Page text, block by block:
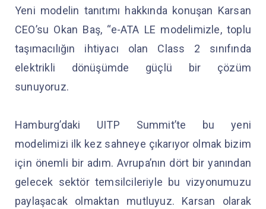
Yeni modelin tanıtımı hakkında konuşan Karsan
CEO’su Okan Baş, “e-ATA LE modelimizle, toplu
taşımacılığın ihtiyacı olan Class 2 sınıfında
elektrikli dönüşümde güçlü bir çözüm
sunuyoruz.
Hamburg’daki UITP Summit’te bu yeni
modelimizi ilk kez sahneye çıkarıyor olmak bizim
için önemli bir adım. Avrupa’nın dört bir yanından
gelecek sektör temsilcileriyle bu vizyonumuzu
paylaşacak olmaktan mutluyuz. Karsan olarak